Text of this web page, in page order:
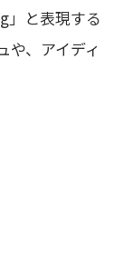
と表現する
、アイディ